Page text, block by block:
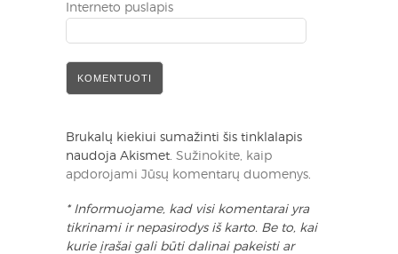
Interneto puslapis
Brukalų kiekiui sumažinti šis tinklalapis
naudoja Akismet. Sužinokite, kaip
apdorojami Jūsų komentarų duomenys
* Informuojame, kad visi komentarai yra
tikrinami ir nepasirodys iš karto. Be to, kai
kurie įrašai gali būti dalinai pakeisti ar